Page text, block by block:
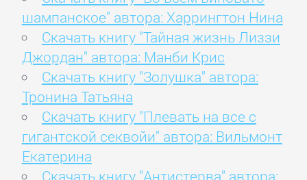
шампанское" автора: Харрингтон Нина
Скачать книгу "Тайная жизнь Лиззи
Джордан" автора: Манби Крис
Скачать книгу "Золушка" автора:
Тронина Татьяна
Скачать книгу "Плевать на все с
гигантской секвойи" автора: Вильмонт
Екатерина